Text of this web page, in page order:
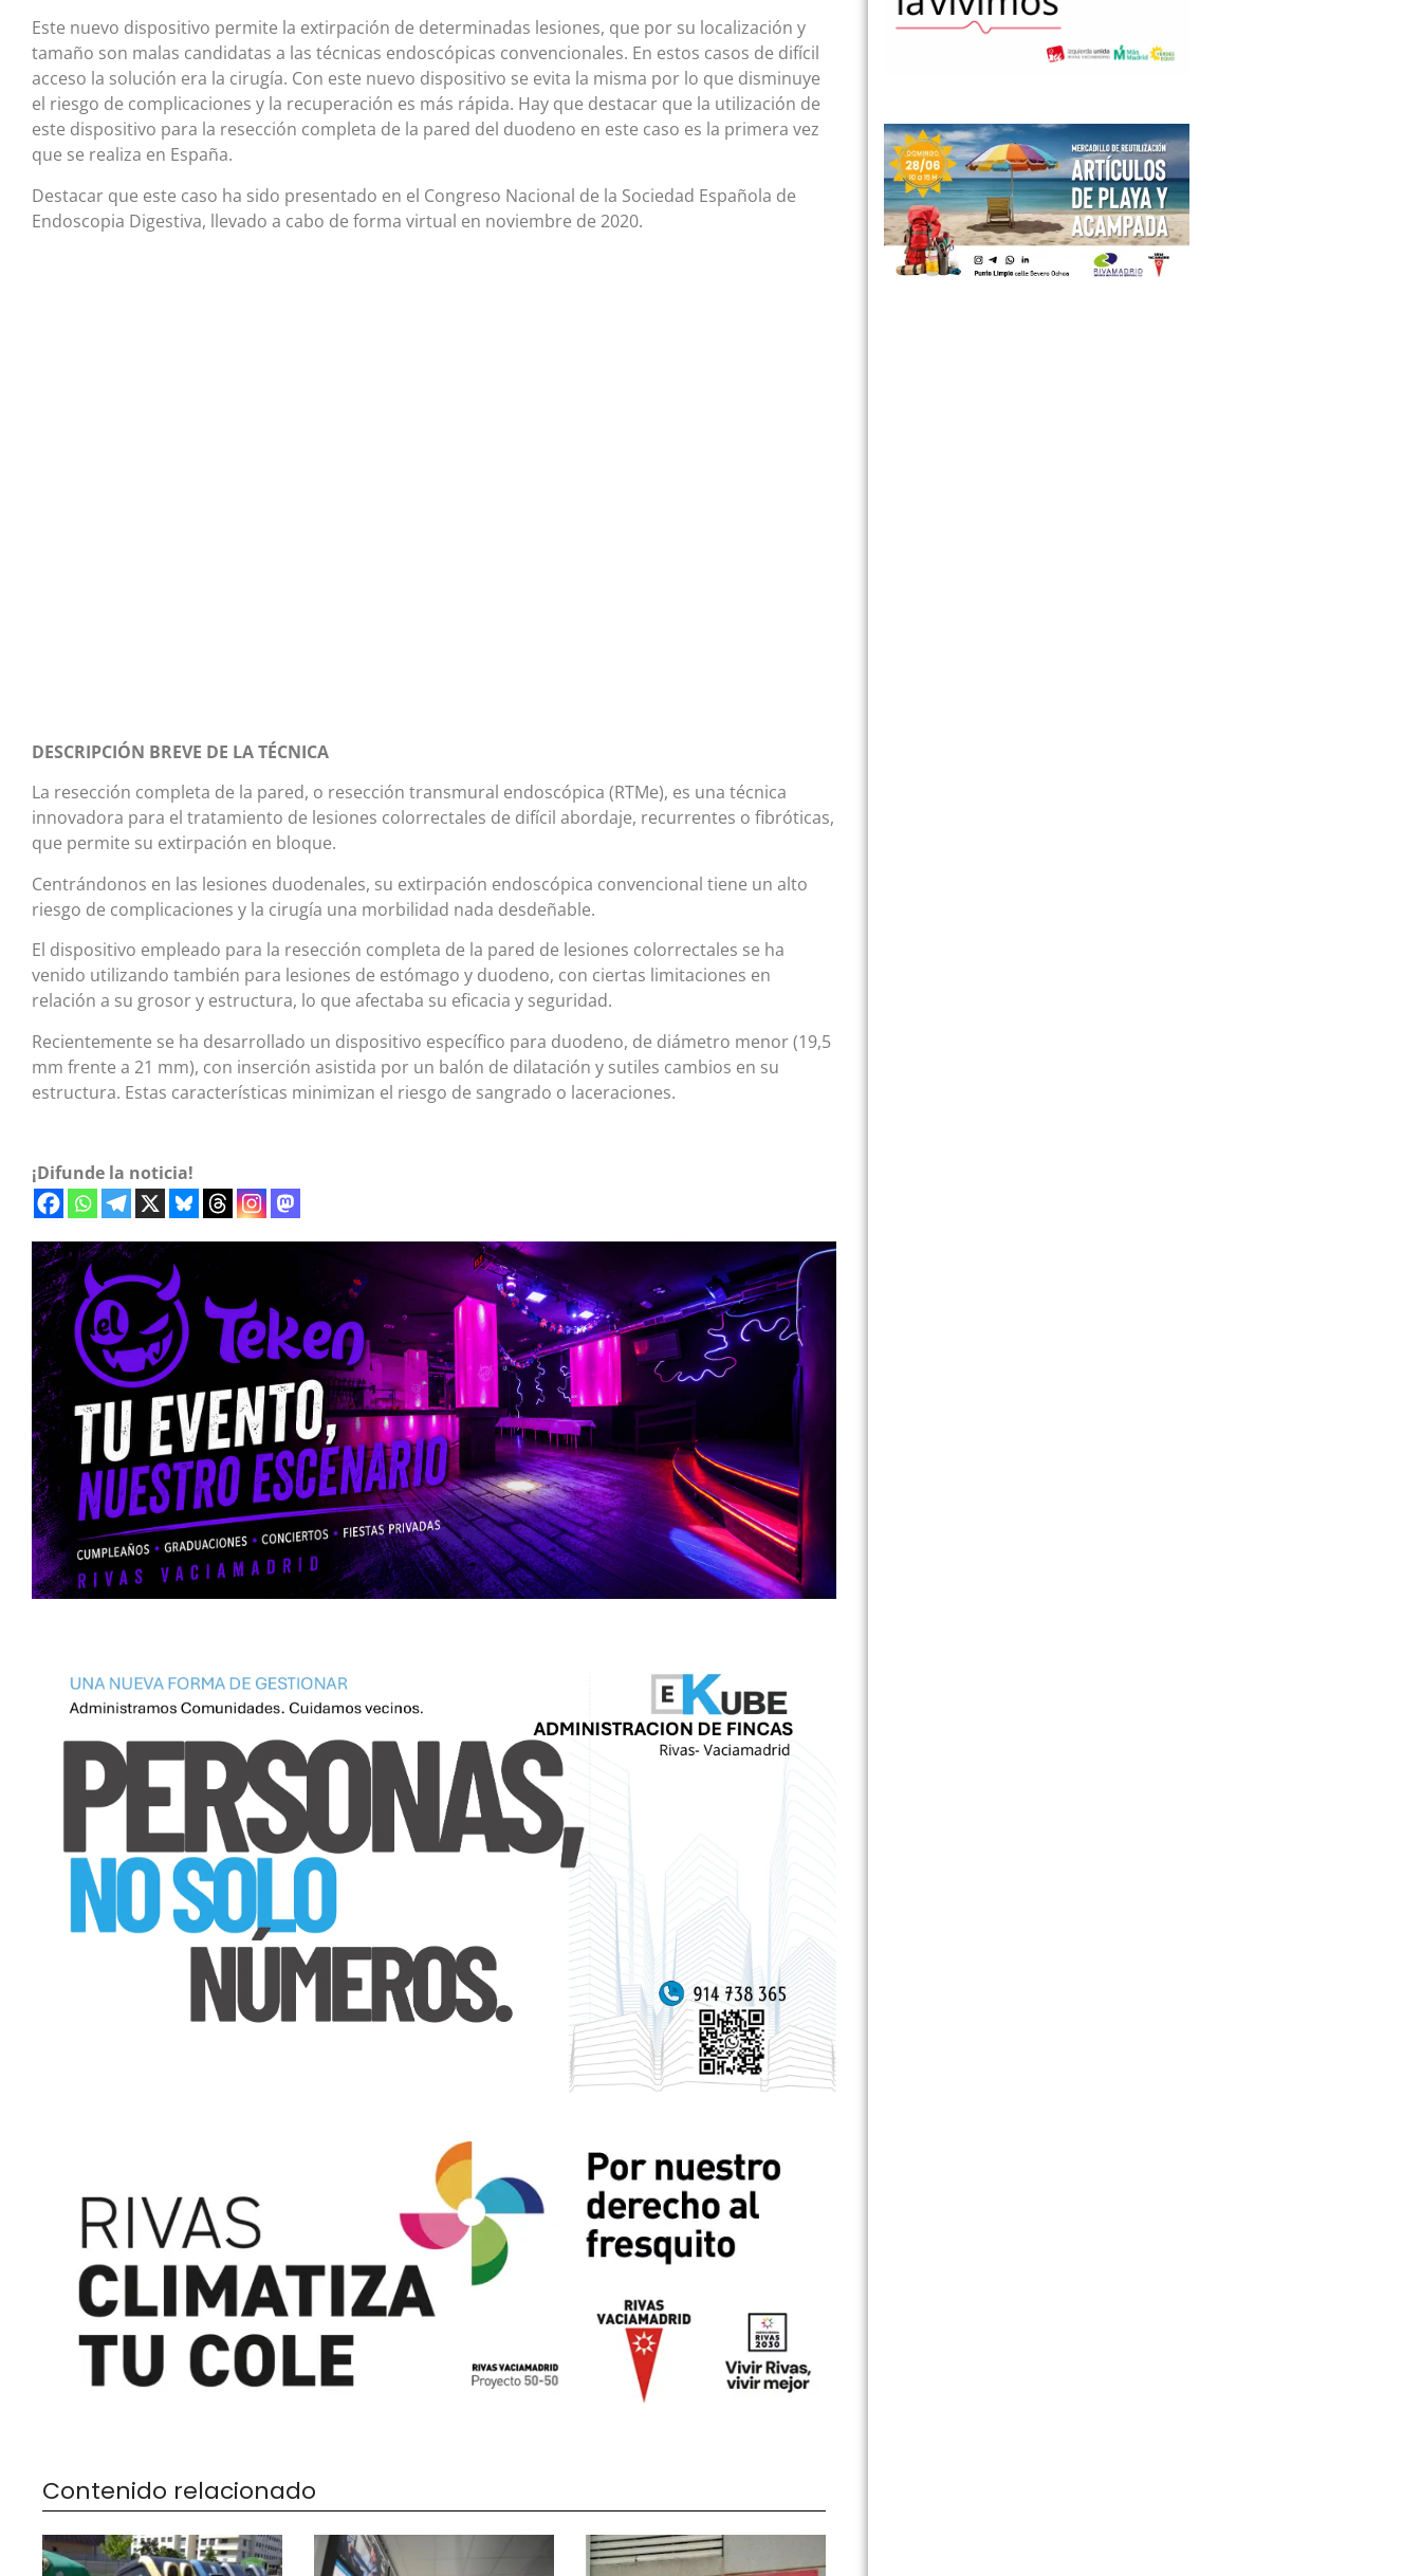
Este nuevo dispositivo permite la extirpación de determinadas lesiones, que por su localización y
tamaño son malas candidatas a las técnicas endoscópicas convencionales. En estos casos de difícil
acceso la solución era la cirugía. Con este nuevo dispositivo se evita la misma por lo que disminuye
el riesgo de complicaciones y la recuperación es más rápida. Hay que destacar que la utilización de
este dispositivo para la resección completa de la pared del duodeno en este caso es la primera vez
que se realiza en España.
Destacar que este caso ha sido presentado en el Congreso Nacional de la Sociedad Española de
Endoscopia Digestiva, llevado a cabo de forma virtual en noviembre de 2020.
DESCRIPCIÓN BREVE DE LA TÉCNICA
La resección completa de la pared, o resección transmural endoscópica (RTMe), es una técnica
innovadora para el tratamiento de lesiones colorrectales de difícil abordaje, recurrentes o fibróticas,
que permite su extirpación en bloque.
Centrándonos en las lesiones duodenales, su extirpación endoscópica convencional tiene un alto
riesgo de complicaciones y la cirugía una morbilidad nada desdeñable.
El dispositivo empleado para la resección completa de la pared de lesiones colorrectales se ha
venido utilizando también para lesiones de estómago y duodeno, con ciertas limitaciones en
relación a su grosor y estructura, lo que afectaba su eficacia y seguridad.
Recientemente se ha desarrollado un dispositivo específico para duodeno, de diámetro menor (19,5
mm frente a 21 mm), con inserción asistida por un balón de dilatación y sutiles cambios en su
estructura. Estas características minimizan el riesgo de sangrado o laceraciones.
¡Difunde la noticia!
Contenido relacionado